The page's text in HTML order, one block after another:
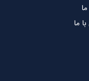
ما